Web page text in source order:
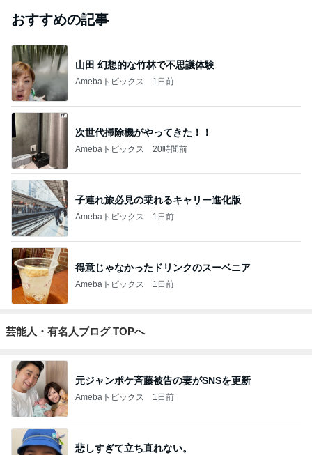
おすすめの記事
山田 幻想的な竹林で不思議体験
Amebaトピックス 1日前
次世代掃除機がやってきた！！
Amebaトピックス 20時間前
子連れ旅必見の乗れるキャリー進化版
Amebaトピックス 1日前
得意じゃなかったドリンクのスーベニア
Amebaトピックス 1日前
芸能人・有名人ブログ TOPへ
元ジャンポケ斉藤被告の妻がSNSを更新
Amebaトピックス 1日前
悲しすぎて立ち直れない。